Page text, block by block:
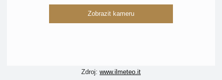
Zobrazit kameru
Zdroj: www.ilmeteo.it